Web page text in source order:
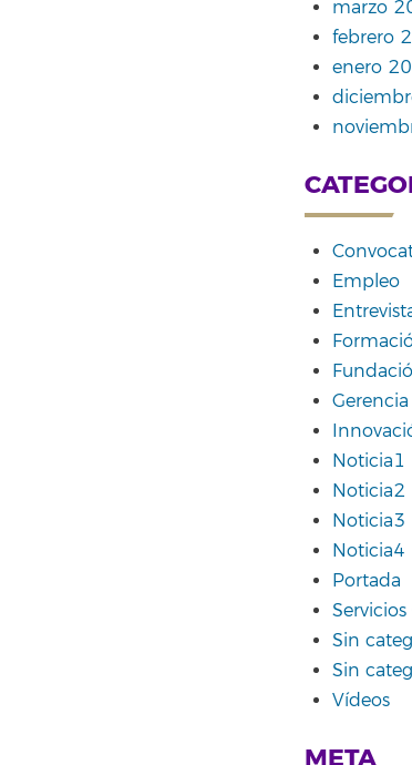
marzo
febrero
enero
Empleo
Gerencia
Noticia1
Noticia2
Noticia3
Noticia4
Portada
Servicios
Sin
Sin
Vídeos
META